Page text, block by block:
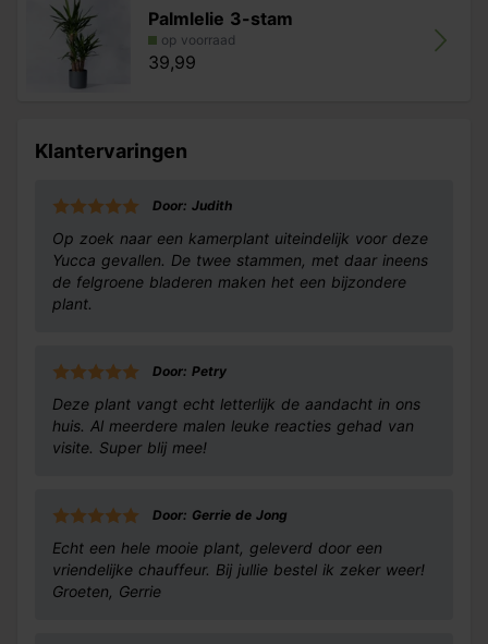
Palmlelie 3-stam
op voorraad
39,99
Klantervaringen
Door: Judith
Op zoek naar een kamerplant uiteindelijk voor deze
Yucca gevallen. De twee stammen, met daar ineens
de felgroene bladeren maken het een bijzondere
plant.
Door: Petry
Deze plant vangt echt letterlijk de aandacht in ons
huis. Al meerdere malen leuke reacties gehad van
visite. Super blij mee!
Door: Gerrie de Jong
Echt een hele mooie plant, geleverd door een
vriendelijke chauffeur. Bij jullie bestel ik zeker weer!
Groeten, Gerrie